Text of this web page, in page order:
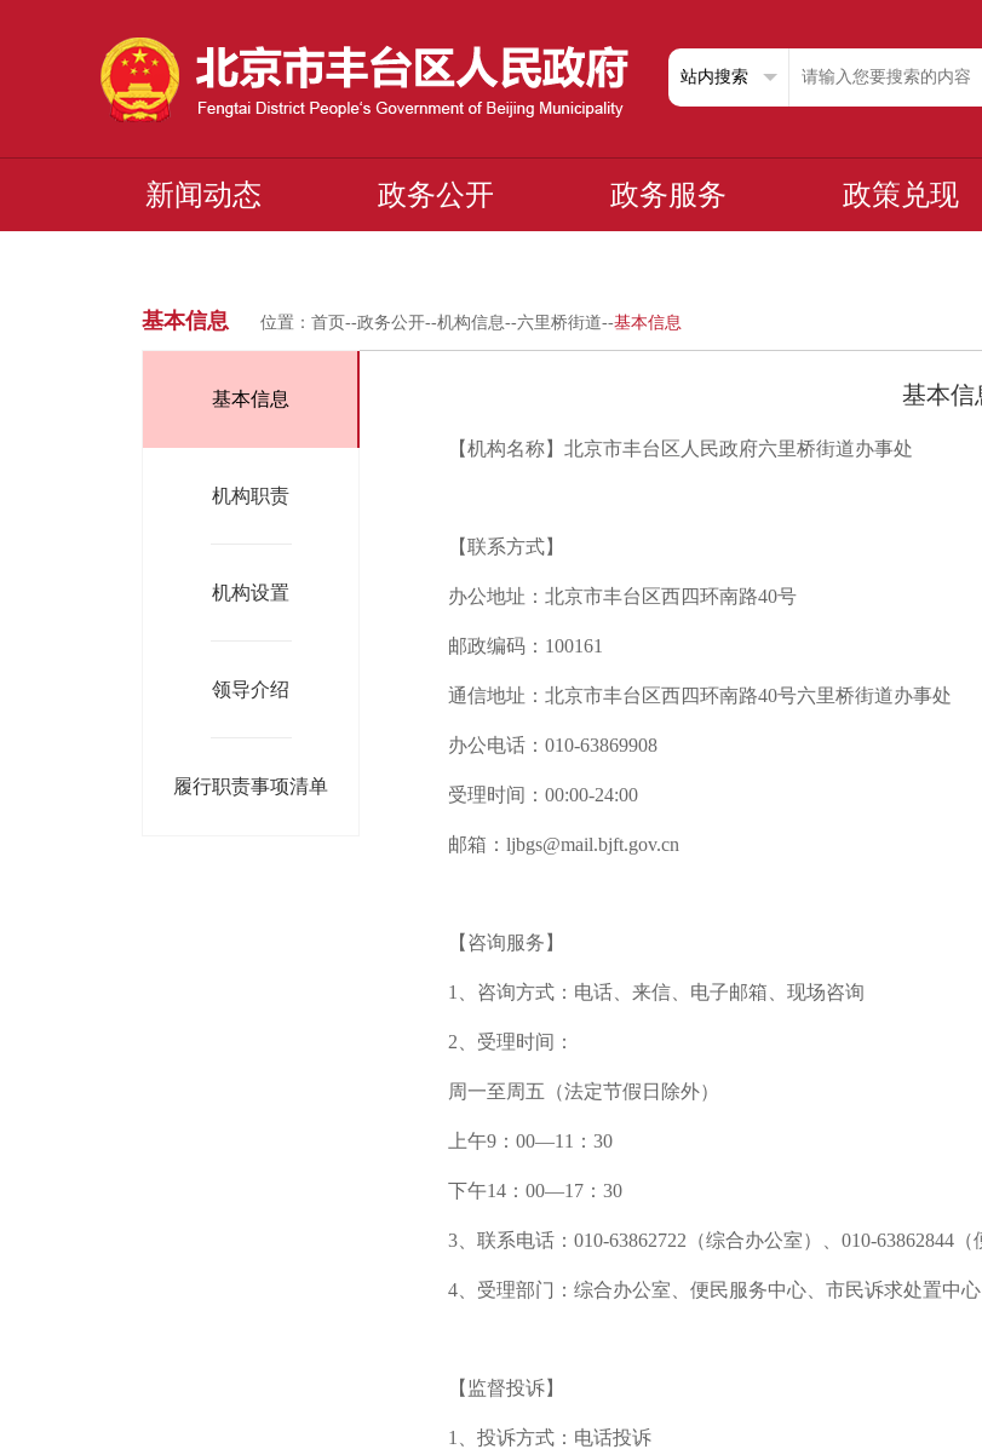
新闻动态 政务公开 政务服务 政策兑现
基本信息 位置： 首页 --政务公开--机构信息--六里桥街道--基本信息
基本信息
机构职责
机构设置
领导介绍
履行职责事项清单
基本信
【机构名称】北京市丰台区人民政府六里桥街道办事处
【联系方式】
办公地址：北京市丰台区西四环南路40号
邮政编码：100161
通信地址：北京市丰台区西四环南路40号六里桥街道办事处
办公电话：010-63869908
受理时间：00:00-24:00
邮箱：ljbgs@mail.bjft.gov.cn
【咨询服务】
1、咨询方式：电话、来信、电子邮箱、现场咨询
2、受理时间：
周一至周五（法定节假日除外）
上午9：00—11：30
下午14：00—17：30
3、联系电话：010-63862722（综合办公室）、010-63862844
4、受理部门：综合办公室、便民服务中心、市民诉求处置中心
【监督投诉】
1、投诉方式：电话投诉